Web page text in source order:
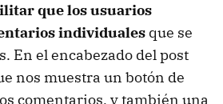
que los usuarios
individuales que se
En el encabezado del post
nos muestra un botón de
comentarios, y también una